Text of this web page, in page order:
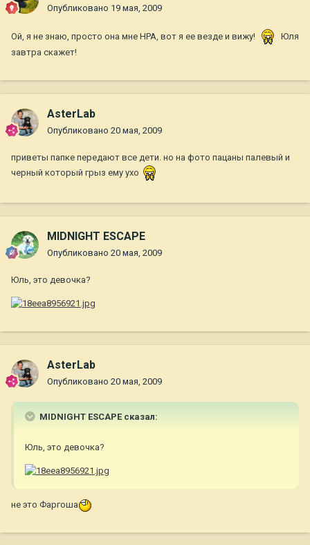
Опубликовано 19 мая, 2009
Ой, я не знаю, просто она мне НРА, вот я ее везде и вижу!
Юля
завтра скажет!
AsterLab
Опубликовано 20 мая, 2009
приветы папке передают все дети. но на фото пацаны палевый и
черный который грыз ему ухо
MIDNIGHT ESCAPE
Опубликовано 20 мая, 2009
Юль, это девочка?
AsterLab
Опубликовано 20 мая, 2009
MIDNIGHT ESCAPE сказал:
Юль, это девочка?
не это Фаргоша